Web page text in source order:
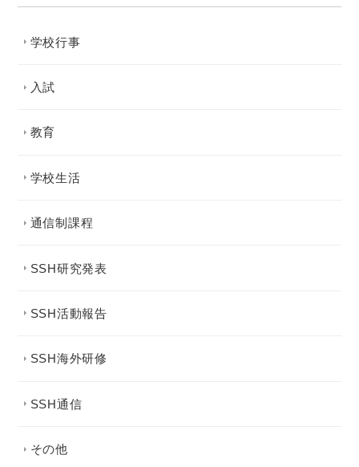
学校行事
入試
教育
学校生活
通信制課程
SSH研究発表
SSH活動報告
SSH海外研修
SSH通信
その他